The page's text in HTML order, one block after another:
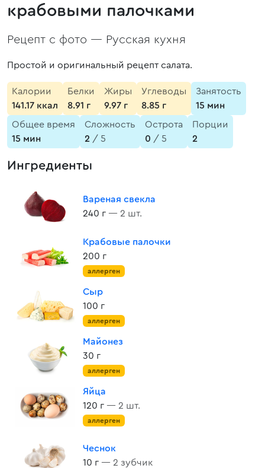
крабовыми палочками
Рецепт с фото — Русская кухня
Простой и оригинальный рецепт салата.
Калории
141.17 ккал
Белки
8.91 г
Жиры
9.97 г
Углеводы
8.85 г
Занятость
15 мин
Общее время
15 мин
Сложность
2 / 5
Острота
0 / 5
Порции
2
Ингредиенты
Вареная свекла
240 г — 2 шт.
Крабовые палочки
200 г
аллерген
Сыр
100 г
аллерген
Майонез
30 г
аллерген
Яйца
120 г — 2 шт.
аллерген
Чеснок
10 г — 2 зубчик